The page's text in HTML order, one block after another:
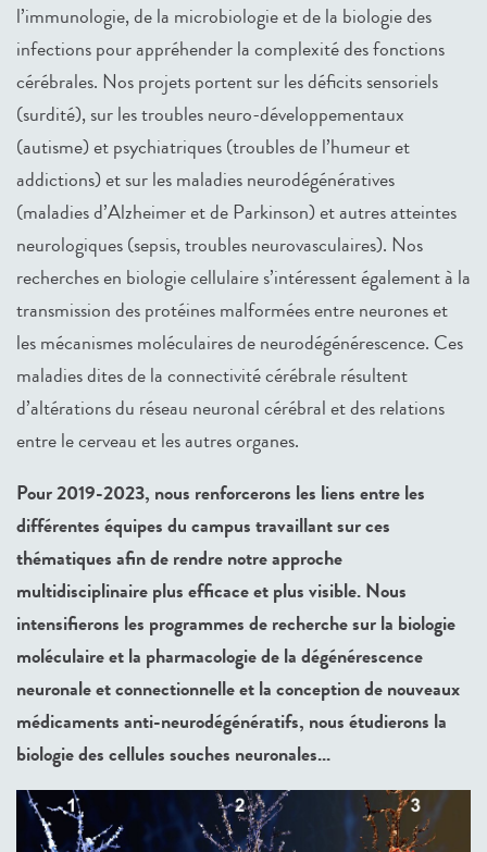
l’immunologie, de la microbiologie et de la biologie des
infections pour appréhender la complexité des fonctions
cérébrales. Nos projets portent sur les déficits sensoriels
(surdité), sur les troubles neuro-développementaux
(autisme) et psychiatriques (troubles de l’humeur et
addictions) et sur les maladies neurodégénératives
(maladies d’Alzheimer et de Parkinson) et autres atteintes
neurologiques (sepsis, troubles neurovasculaires). Nos
recherches en biologie cellulaire s’intéressent également à la
transmission des protéines malformées entre neurones et
les mécanismes moléculaires de neurodégénérescence. Ces
maladies dites de la connectivité cérébrale résultent
d’altérations du réseau neuronal cérébral et des relations
entre le cerveau et les autres organes.
Pour 2019-2023, nous renforcerons les liens entre les
différentes équipes du campus travaillant sur ces
thématiques afin de rendre notre approche
multidisciplinaire plus efficace et plus visible. Nous
intensifierons les programmes de recherche sur la biologie
moléculaire et la pharmacologie de la dégénérescence
neuronale et connectionnelle et la conception de nouveaux
médicaments anti-neurodégénératifs, nous étudierons la
biologie des cellules souches neuronales...